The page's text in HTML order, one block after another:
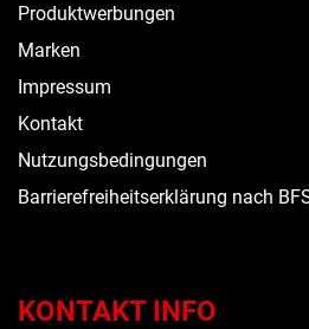
Produktwerbungen
Marken
Impressum
Kontakt
Nutzungsbedingungen
Barrierefreiheitserklärung nach
KONTAKT INFO